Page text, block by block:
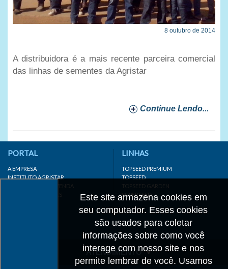
8 outubro de 2014
A distribuidora é a mais recente parceira comercial
das linhas de sementes da Agristar
Continue Lendo...
Este site armazena cookies em
seu computador. Esses cookies
são usados para coletar
informações sobre como você
interage com nosso site e nos
permite lembrar de você. Usamos
PORTAL
A EMPRESA
INSTITUTO AGRISTAR
DISTRIBUIDOR/REVENDA
LINKS IMPORTANTES
LINHAS
TOPSEED PREMIUM
TOPSEED
TOPSEED GARDEN
SUPERSEED
ATENDIMENTO